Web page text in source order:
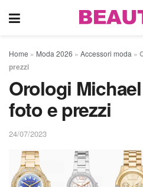
Home » Moda 2026 » Accessori moda »
prezzi
Orologi
foto e prezzi
24/07/2023